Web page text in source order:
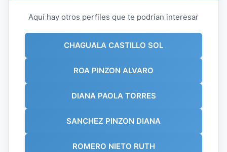
Aquí hay otros perfiles que te podrían interesar
CHAGUALA CASTILLO SOL
ROA PINZON ALVARO
DIANA PAOLA TORRES
SANCHEZ PINZON DIANA
ROMERO NIETO RUTH